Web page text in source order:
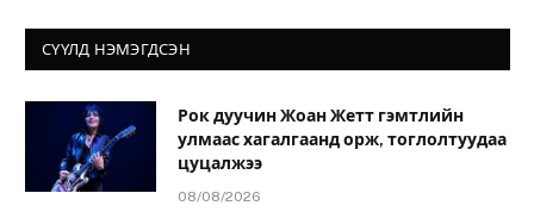
СҮҮЛД НЭМЭГДСЭН
Рок дуучин Жоан Жетт гэмтлийн
улмаас хагалгаанд орж, тоглолтуудаа
цуцалжээ
08/08/2026